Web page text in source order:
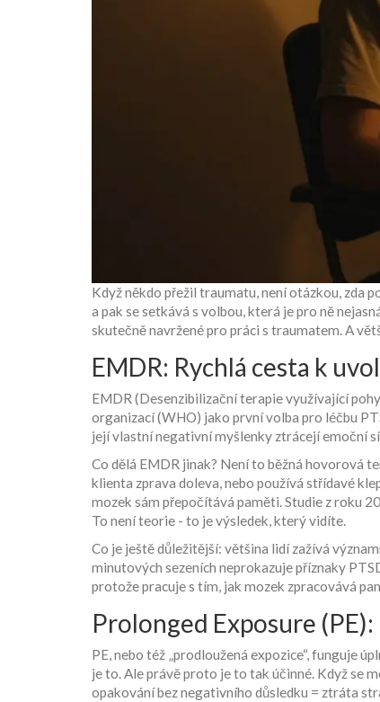
Když někdo přežil traumatu, není otázkou, zda
a pak se setkává s volbou, která je pro ně
skutečně navržené pro práci s traumatem. A
EMDR: Rychlá cesta k
EMDR (Desenzibilizační terapie využívající
organizací (WHO) jako první volba pro léčbu
její vlastní negativní myšlenky ztrácejí emoční
Co dělá EMDR jinak? Není to běžná hovorová
klienta zprava doleva, nebo používá střídavé
mozek sám přepočítává paměti. Studie z roku
To není teorie - to je výsledek, který vidíte.
Co je ještě důležitější: většina lidí zažívá
minutových sezeních neprokazuje příznaky
protože pracuje s tím, jak mozek zpracovává
Prolonged Exposure
PE, nebo též „prodloužená expozice“, funguje
je to. Ale právě proto je to tak účinné. Když se
opakování bez negativního důsledku = ztráta